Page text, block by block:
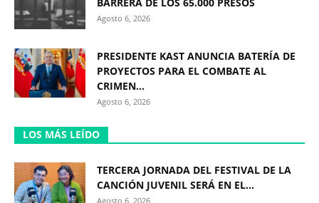
Agosto 6, 2026
PRESIDENTE KAST ANUNCIA BATERÍA DE
PROYECTOS PARA EL COMBATE AL
CRIMEN...
Agosto 6, 2026
LOS MÁS LEÍDO
TERCERA JORNADA DEL FESTIVAL DE LA
CANCIÓN JUVENIL SERÁ EN EL...
Agosto 6, 2026